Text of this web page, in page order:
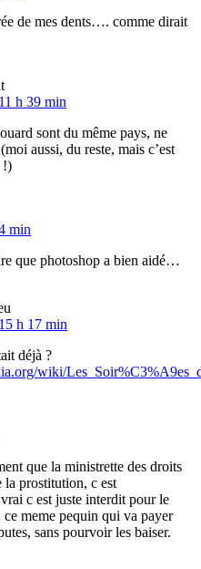
de mes dents…. comme dirait
h 39 min
sont du même pays, ne
aussi, du reste, mais c’est
!)
min
que photoshop a bien aidé…
h 17 min
déjà ?
wiki/
que la ministrette des droits
la prostitution, c est
c est juste interdit pour le
meme pequin qui va payer
sans pourvoir les baiser.